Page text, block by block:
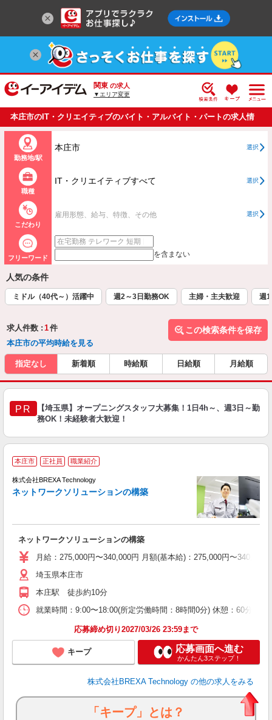
関東 の求人
▼エリア変更
本庄市のIT・クリエイティブのバイト・アルバイト・パートの求人情
報一覧
勤務地/駅
本庄市 選択
職種
IT・クリエイティブすべて 選択
こだわり
雇用形態、給与、特徴、その他 選択
フリーワード を含まない
人気の条件
ミドル（40代～）活躍中 週2～3日勤務OK 主婦・主夫歓迎 週
求人件数 : 1件
本庄市の平均時給を見る
この検索条件を保存
指定なし 新着順 時給順 日給順 月給順
PR
【埼玉県】オープニングスタッフ大募集！1日4h～、週3日～勤
務OK！未経験者大歓迎！
本庄市 正社員 職業紹介
株式会社BREXA Technology
ネットワークソリューションの構築
ネットワークソリューションの構築
月給：275,000円〜340,000円 月額(基本給)：275,000円〜
埼玉県本庄市
本庄駅 徒歩約10分
就業時間：9:00〜18:00(所定労働時間：8時間0分) 休憩：60分 時
応募締め切り2027/03/26 23:59まで
キープ 応募画面へ進む
かんたん3ステップ！
株式会社BREXA Technology の他の求人をみる
「キープ」とは？